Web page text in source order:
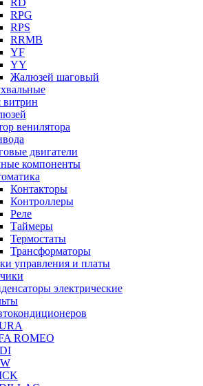
RD
RPG
RPS
RRMB
YF
YY
Жалюзей шаговый
витрин
венилятора
двигатели
компоненты
Контакторы
Контроллеры
Реле
Таймеры
Термостаты
Трансформаторы
управления и платы
электрические
ROMEO